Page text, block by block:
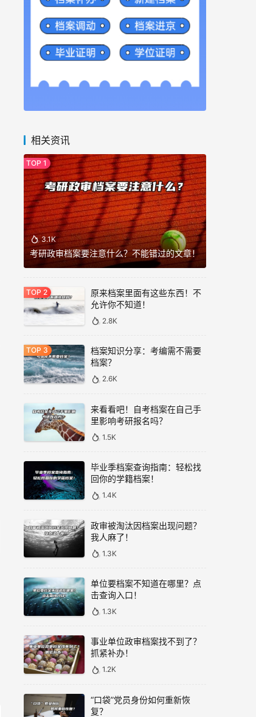
相关资讯
3.1K
考研政审档案要注意什么？不能错过的文章！
原来档案里面有这些东西！不
允许你不知道！
2.8K
档案知识分享：考编需不需要
档案？
2.6K
来看看吧！自考档案在自己手
里影响考研报名吗？
1.5K
毕业季档案查询指南：轻松找
回你的学籍档案！
1.4K
政审被淘汰因档案出现问题？
我人麻了！
1.3K
单位要档案不知道在哪里？点
击查询入口！
1.3K
事业单位政审档案找不到了？
抓紧补办！
1.2K
“口袋”党员身份如何重新恢
复？